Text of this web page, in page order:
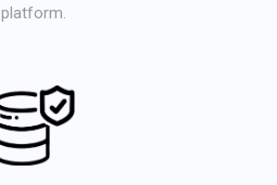
platform.